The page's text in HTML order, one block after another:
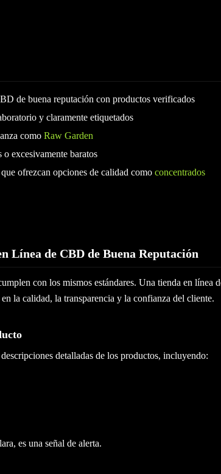
de buena reputación con productos verificados
y claramente etiquetados
como Raw Garden
excesivamente baratos
ofrezcan opciones de calidad como concentrados
Línea de CBD de Buena Reputación
con los mismos estándares. Una tienda en línea
la calidad, la transparencia y la confianza del cliente.
detalladas de los productos, incluyendo:
es una señal de alerta.